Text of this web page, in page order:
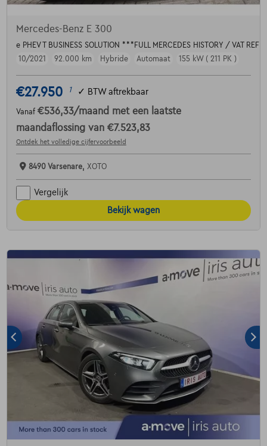
Mercedes-Benz E 300
e PHEV T BUSINESS SOLUTION ***FULL MERCEDES HISTORY / VAT
10/2021
92.000 km Hybride Automaat 155 kW ( 211 PK )
€27.950 1 ✓ BTW aftrekbaar
Vanaf €536,33/maand met een laatste
maandaflossing van €7.523,83
Ontdek het volledige cijfervoorbeeld
8490 Varsenare, XOTO
Vergelijk
Bekijk wagen